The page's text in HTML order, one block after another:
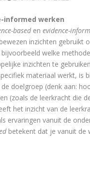
informed werken
basedenevidence-
inzichten gebruikt
welke
inzichten te
materiaal werkt, is
doelgroep (denk aan:
(zoals de leerkracht die
het inzicht van de
ervaringen vanuit de
betekent dat je vanuit de